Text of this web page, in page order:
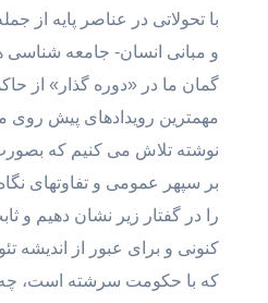
با تحولاتی در عناصر پایه از
و مبانی انسان- جامعه شناسی
گمان ما در «دوره گذار» از
مهمترین رویدادهای پیش
نوشته تلاش می کنیم که بصورت
بر سپهر عمومی و تفاوتهای
را در گفتار زیر نشان دهیم و
کنونی و برای عبور از اندیشه
که با حکومت سرشته است، چه